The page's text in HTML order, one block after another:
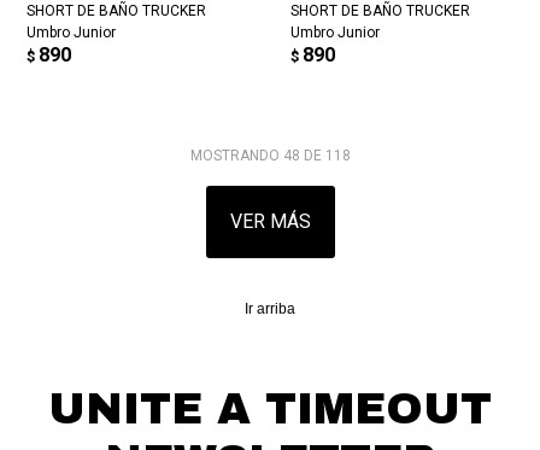
SHORT DE BAÑO TRUCKER
Umbro Junior
$ 890
SHORT DE BAÑO TRUCKER
Umbro Junior
$ 890
MOSTRANDO 48 DE 118
VER MÁS
Ir arriba
UNITE A TIMEOUT